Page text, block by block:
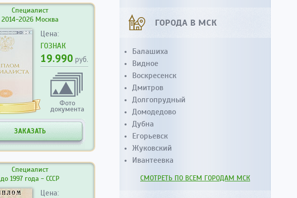
Специалист
2014-2026 Москва
Цена:
ГОЗНАК
19.990 руб.
Фото
документа
ЗАКАЗАТЬ
Специалист
до 1997 года - СССР
Цена:
ГОРОДА В МСК
Балашиха
Видное
Воскресенск
Дмитров
Долгопрудный
Домодедово
Дубна
Егорьевск
Жуковский
Ивантеевка
СМОТРЕТЬ ПО ВСЕМ ГОРОДАМ МСК